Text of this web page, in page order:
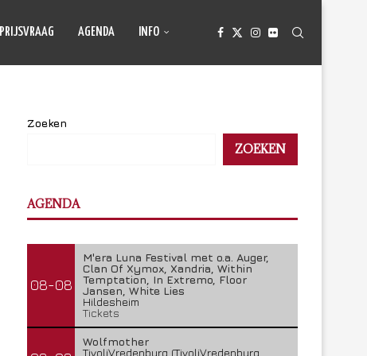
PRIJSVRAAG AGENDA INFO
Zoeken
ZOEKEN
AGENDA
08-08
M'era Luna Festival met o.a. Auger,
Clan Of Xymox, Xandria, Within
Temptation, In Extremo, Floor
Jansen, White Lies
Hildesheim
Tickets
Wolfmother
TivoliVredenburg (TivoliVredenburg